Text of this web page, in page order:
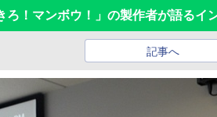
！マンボウ！」の製作者が語るイ
記事へ